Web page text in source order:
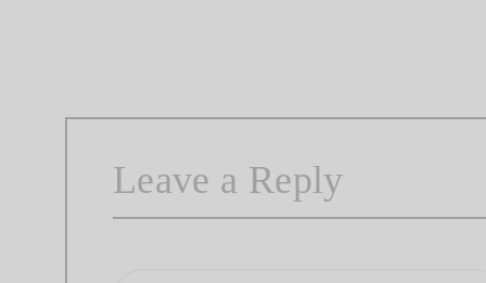
Leave a Reply